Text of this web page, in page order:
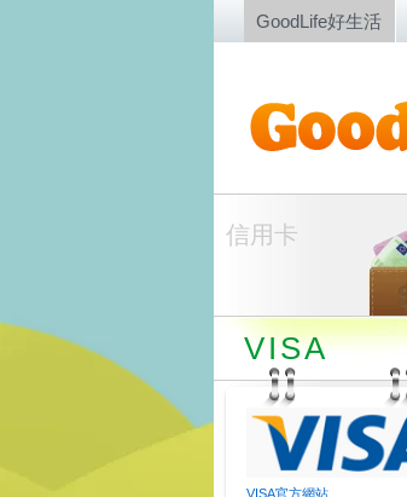
GoodLife好生活
信用卡
VISA
VISA官方網站